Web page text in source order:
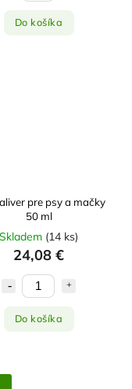
Do košíka
pre psy a mačky
50 ml
Skladem (14 ks)
24,08 €
Do košíka